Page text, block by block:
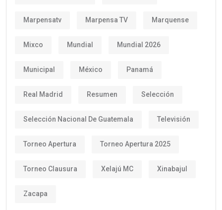
Marpensatv Marpensa TV Marquense
Mixco Mundial Mundial 2026
Municipal México Panamá
Real Madrid Resumen Selección
Selección Nacional De Guatemala Televisión
Torneo Apertura Torneo Apertura 2025
Torneo Clausura Xelajú MC Xinabajul
Zacapa